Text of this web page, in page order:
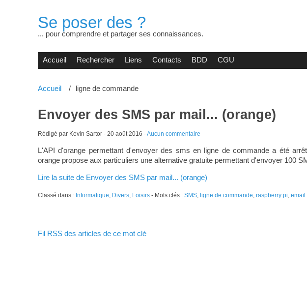
Se poser des ?
... pour comprendre et partager ses connaissances.
Accueil Rechercher Liens Contacts BDD CGU
Accueil ligne de commande
Envoyer des SMS par mail... (orange)
Rédigé par Kevin Sartor - 20 août 2016 -Aucun commentaire
L'API d'orange permettant d'envoyer des sms en ligne de commande a été
orange propose aux particuliers une alternative gratuite permettant d'envoyer 100
Lire la suite de Envoyer des SMS par mail... (orange)
Classé dans : Informatique Divers, Loisirs- Mots clés : SMS, ligne de commande raspberry pi email
Fil RSS des articles de ce mot clé